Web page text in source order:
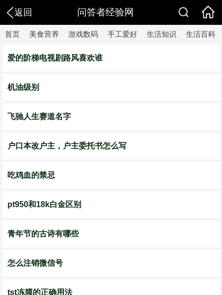
返回 问答者经验网
首页 美食营养 游戏数码 手工爱好 生活知识 生活百科
爱的阶梯电视剧路风喜欢谁
机油级别
飞驰人生赛道名字
户口本改户主，户主委托书怎么写
吃鸡血的禁忌
pt950和18k白金区别
青年节的古诗有哪些
怎么注销微信号
tst冻膜的正确用法